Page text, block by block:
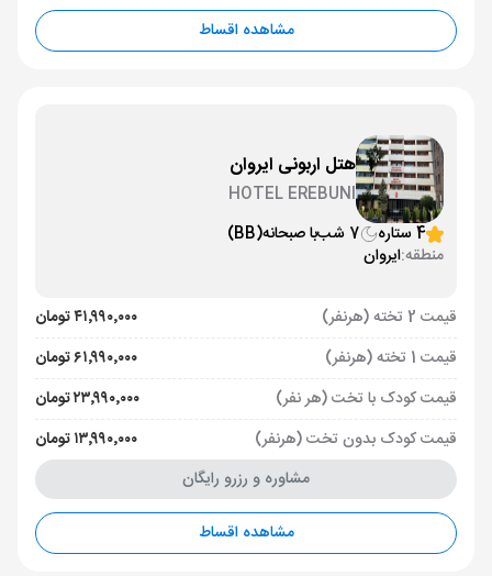
مشاهده اقساط
هتل اربونی ایروان
HOTEL EREBUNI
4 ستاره
7 شب با صبحانه(BB)
منطقه:ایروان
قیمت 2 تخته (هرنفر)
۴۱٬۹۹۰٬۰۰۰ تومان
قیمت 1 تخته (هرنفر)
۶۱٬۹۹۰٬۰۰۰ تومان
قیمت کودک با تخت (هر نفر)
۲۳٬۹۹۰٬۰۰۰ تومان
قیمت کودک بدون تخت (هرنفر)
۱۳٬۹۹۰٬۰۰۰ تومان
مشاوره و رزرو رایگان
مشاهده اقساط